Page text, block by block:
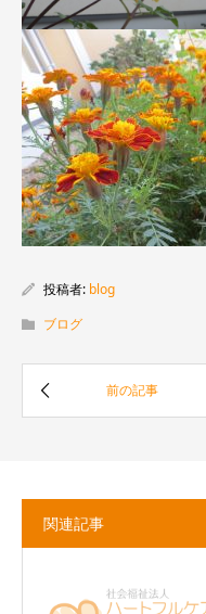
投稿者: blog
ブログ
関連記事